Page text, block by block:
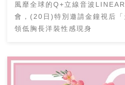
風靡全球的Q+立線音波
會，(20日)特別邀請金鐘視后
領低胸長洋裝性感現身